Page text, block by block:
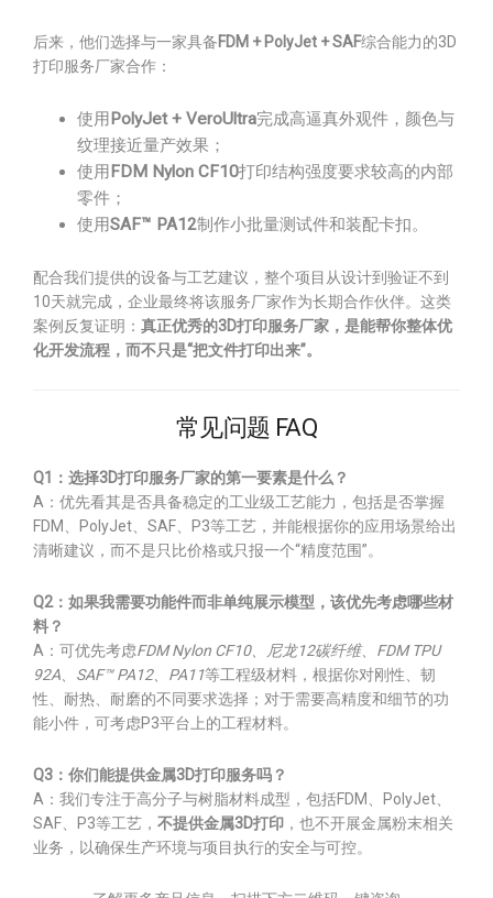
后来，他们选择与一家具备FDM + PolyJet + SAF综合能力的3D
打印服务厂家合作：
使用 PolyJet + VeroUltra完成高逼真外观件，颜色与
纹理接近量产效果；
使用 FDM Nylon CF10打印结构强度要求较高的内部
零件；
使用SAF™ PA12制作小批量测试件和装配卡扣。
配合我们提供的设备与工艺建议，整个项目从设计到验证不到
10天就完成，企业最终将该服务厂家作为长期合作伙伴。这类
案例反复证明： 真正优秀的3D打印服务厂家，是能帮你整体优
化开发流程，而不只是“把文件打印出来”。
常见问题 FAQ
Q1：选择3D打印服务厂家的第一要素是什么？
A：优先看其是否具备稳定的工业级工艺能力，包括是否掌握
FDM、PolyJet、SAF、P3等工艺，并能根据你的应用场景给出
清晰建议，而不是只比价格或只报一个“精度范围”。
Q2：如果我需要功能件而非单纯展示模型，该优先考虑哪些材
料？
A：可优先考虑FDM Nylon CF10、尼龙12碳纤维、FDM TPU
92A、SAF™ PA12、PA11等工程级材料，根据你对刚性、韧
性、耐热、耐磨的不同要求选择；对于需要高精度和细节的功
能小件，可考虑P3平台上的工程材料。
Q3：你们能提供金属3D打印服务吗？
A：我们专注于高分子与树脂材料成型，包括FDM、PolyJet、
SAF、P3等工艺， 不提供金属3D打印 ，也不开展金属粉末相关
业务，以确保生产环境与项目执行的安全与可控。